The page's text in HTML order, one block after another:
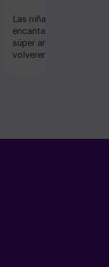
Las niñas han hecho
encantado. La chica
súper amable. Un 10.
volveremos a hacer